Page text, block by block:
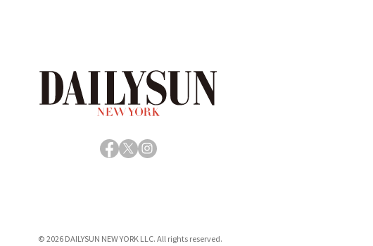
Facebook
X Instagram
© 2026 DAILYSUN NEW YORK LLC. All rights reserved.